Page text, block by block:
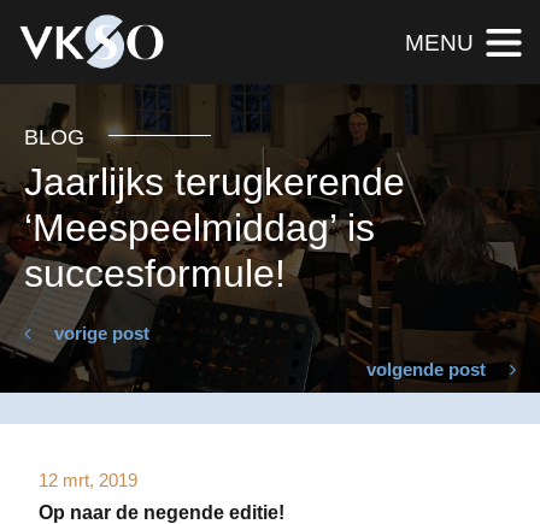
MENU
BLOG
Jaarlijks terugkerende
‘Meespeelmiddag’ is
succesformule!
vorige post
volgende post
12 mrt, 2019
Op naar de negende editie!